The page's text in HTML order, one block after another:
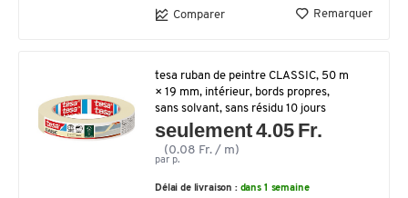
Comparer Remarquer
tesa ruban de peintre CLASSIC, 50 m
× 19 mm, intérieur, bords propres,
sans solvant, sans résidu 10 jours
seulement 4.05 Fr.
(0.08 Fr. / m)
par p.
Délai de livraison : dans 1 semaine